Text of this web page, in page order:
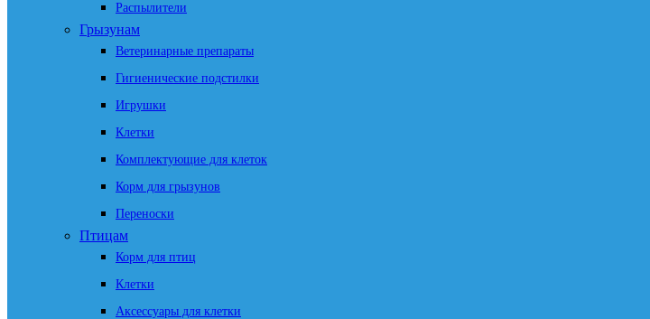
Распылители
Грызунам
Ветеринарные препараты
Гигиенические подстилки
Игрушки
Клетки
Комплектующие для клеток
Корм для грызунов
Переноски
Птицам
Корм для птиц
Клетки
Аксессуары для клетки